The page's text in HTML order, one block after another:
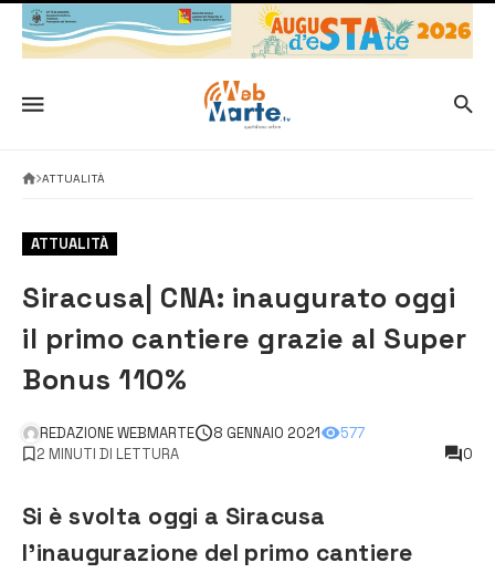
ATTUALITÀ
ATTUALITÀ
Siracusa| CNA: inaugurato oggi
il primo cantiere grazie al Super
Bonus 110%
REDAZIONE WEBMARTE 8 GENNAIO 2021
577
2 MINUTI DI LETTURA
0
Si è svolta oggi a Siracusa
l’inaugurazione del primo cantiere